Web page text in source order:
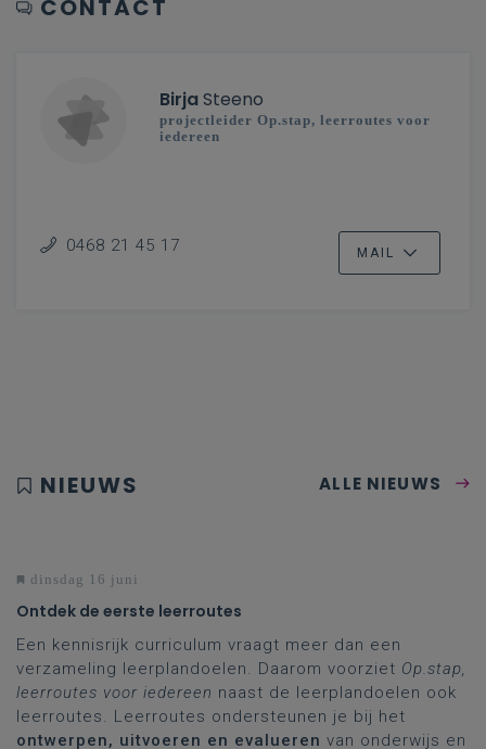
CONTACT
BirjaSteeno
projectleider Op.stap, leerroutes voor
iedereen
0468 21 45 17 MAIL
NIEUWS ALLE NIEUWS
dinsdag 16 juni
Ontdek de eerste leerroutes
Een kennisrijk curriculum vraagt meer dan een
verzameling leerplandoelen. Daarom voorziet Op.stap,
leerroutes voor iedereen naast de leerplandoelen ook
leerroutes. Leerroutes ondersteunen je bij het
ontwerpen, uitvoeren en evalueren van onderwijs en